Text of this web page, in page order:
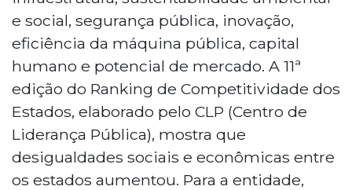
e social, segurança pública, inovação,
eficiência da máquina pública, capital
humano e potencial de mercado. A 11ª
edição do Ranking de Competitividade dos
Estados, elaborado pelo CLP (Centro de
Liderança Pública), mostra que
desigualdades sociais e econômicas entre
os estados aumentou. Para a entidade,